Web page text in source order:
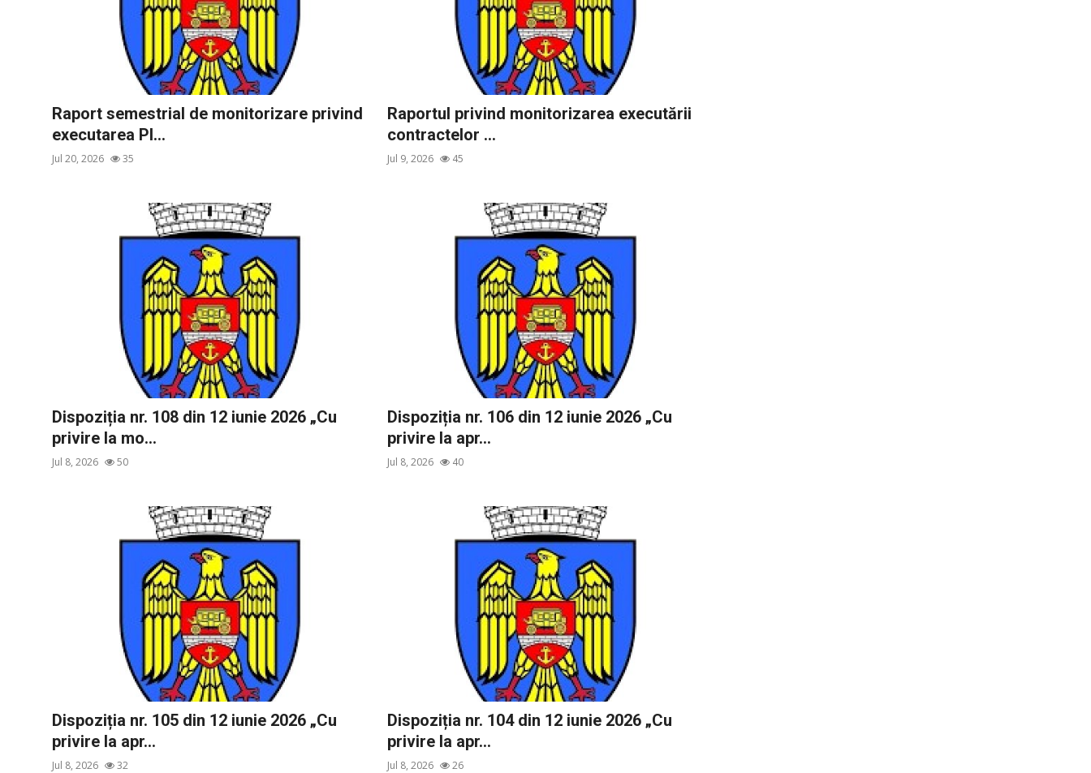
Raport semestrial de monitorizare privind
executarea Pl...
Jul 20, 2026 35
Raportul privind monitorizarea executării
contractelor ...
Jul 9, 2026 45
Dispoziția nr. 108 din 12 iunie 2026 „Cu
privire la mo...
Jul 8, 2026 50
Dispoziția nr. 106 din 12 iunie 2026 „Cu
privire la apr...
Jul 8, 2026 40
Dispoziția nr. 105 din 12 iunie 2026 „Cu
privire la apr...
Jul 8, 2026 32
Dispoziția nr. 104 din 12 iunie 2026 „Cu
privire la apr...
Jul 8, 2026 26